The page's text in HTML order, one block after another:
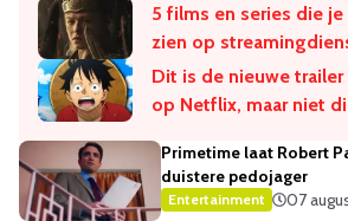
5 films en series die
zien op
Dit is de nieuwe trailer
op Netflix, maar niet
Primetime laat Robert
duistere pedojager
Entertainment
07